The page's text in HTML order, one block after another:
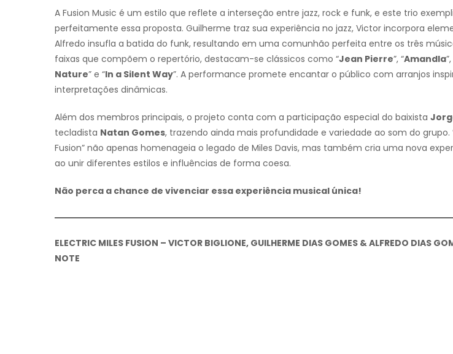
A Fusion Music é um estilo que reflete a interseção entre jazz, rock e funk, e este trio
perfeitamente essa proposta. Guilherme traz sua experiência no jazz, Victor incorpora
Alfredo insufla a batida do funk, resultando em uma comunhão perfeita entre os três
faixas que compõem o repertório, destacam-se clássicos como “Jean Pierre”, “Amandla
Nature” e “In a Silent Way”. A performance promete encantar o público com arranjos
interpretações dinâmicas.
Além dos membros principais, o projeto conta com a participação especial do baixista
tecladista Natan Gomes, trazendo ainda mais profundidade e variedade ao som do grupo.
Fusion” não apenas homenageia o legado de Miles Davis, mas também cria uma nova
ao unir diferentes estilos e influências de forma coesa.
Não perca a chance de vivenciar essa experiência musical única!
ELECTRIC MILES FUSION – VICTOR BIGLIONE, GUILHERME DIAS GOMES & ALFREDO DIAS
NOTE